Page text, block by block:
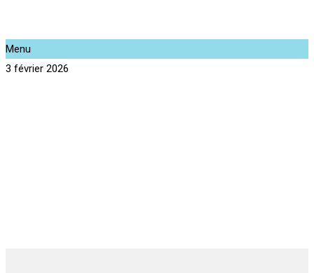
Menu
3 février 2026